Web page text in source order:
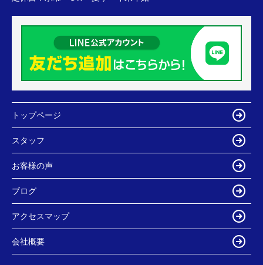
トップページ
スタッフ
お客様の声
ブログ
アクセスマップ
会社概要